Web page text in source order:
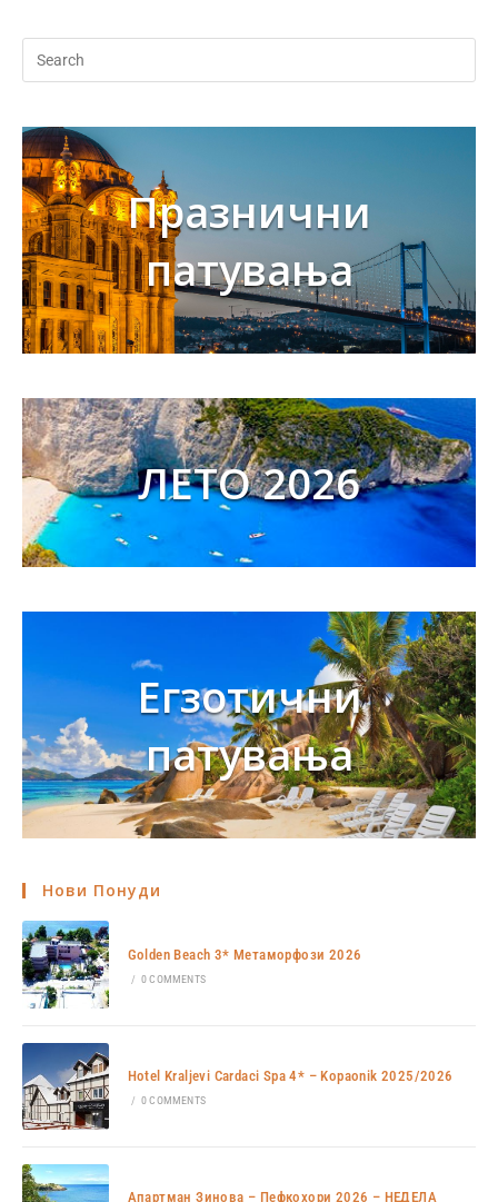
Празнични
патувања
ЛЕТО 2026
Егзотични
патувања
Нови Понуди
Golden Beach 3* Метаморфози 2026
/ 0 COMMENTS
Hotel Kraljevi Cardaci Spa 4* – Kopaonik 2025/2026
/ 0 COMMENTS
Апартман Зинова – Пефкохори 2026 – НЕДЕЛА